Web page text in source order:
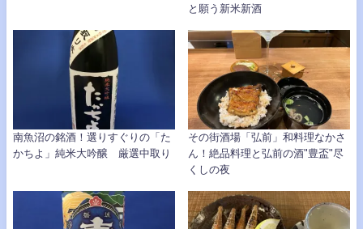
と願う新米新酒
南魚沼の銘酒！選りすぐりの「た
かちよ」純米大吟醸 厳選中取り
その街酒場「弘前」和料理なかさ
ん！絶品料理と弘前の酒"豊盃"尽
くしの夜